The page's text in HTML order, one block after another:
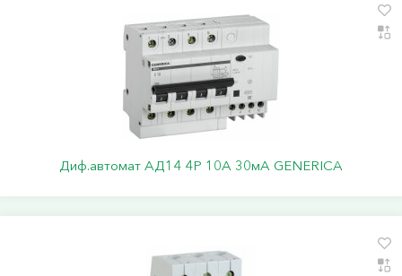
Диф.автомат АД14 4Р 10А 30мА GENERICA